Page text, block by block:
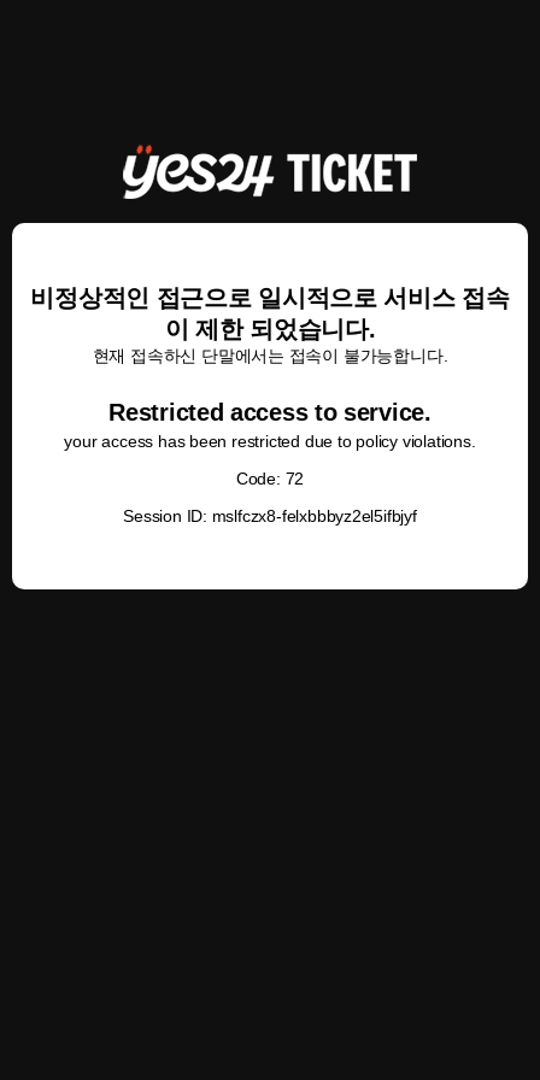
비정상적인 접근으로 일시적으로 서비스 접속
이 제한 되었습니다.
현재 접속하신 단말에서는 접속이 불가능합니다.
Restricted access to service.
your access has been restricted due to policy violations.
Code: 72
Session ID: mslfczx8-felxbbbyz2el5ifbjyf